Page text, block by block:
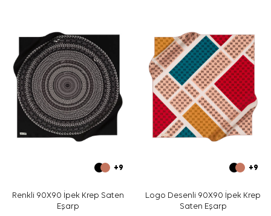
Yıkama ve bakım için ürün etiketindeki talimatları
izleyiniz. İpek ve hassas eşarpların elde hassas bakımı
veya leke temizliği gereken durumlardaAker İpek Eşarp
Şampuanıkullanabilirsiniz.
Sıkça Sorulan Sorular
Bu eşarbın ölçüsü nedir?
Bu ürün hangi kumaş kalitesine sahiptir?
Zebra desenli eşarp hangi renklerle kombinlenir?
Bu eşarp hediye için uygun mudur?
+9
Renkli 90X90 İpek Krep Saten
Eşarp
+9
Logo Desenli 90X90 İpek Krep
Saten Eşarp